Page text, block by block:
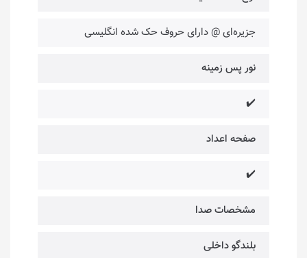
جزیره‌ای @ دارای حروف حک شده انگلیسی
نور پس زمینه
✔️
صفحه اعداد
✔️
مشخصات صدا
بلندگو داخلی